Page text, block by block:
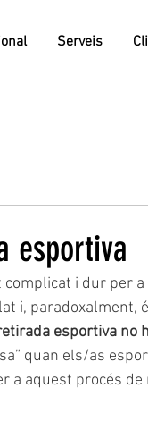
Serveis
esportiva
i dur per
i,
esportiva no
quan els/as
a aquest procés